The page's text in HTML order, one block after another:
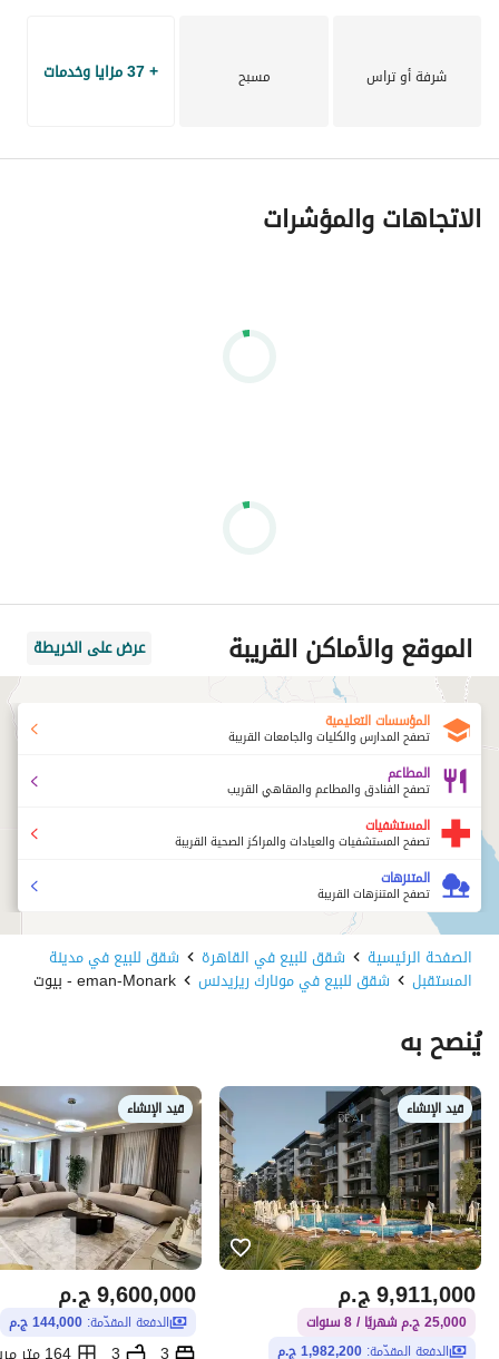
شرفة أو تراس مسبح + 37 مزايا وخدمات
الاتجاهات والمؤشرات
الموقع والأماكن القريبة عرض على الخريطة
المؤسسات التعليمية
تصفح المدارس والكليات والجامعات القريبة
المطاعم
تصفح الفنادق والمطاعم والمقاهي القريب
المستشفيات
تصفح المستشفيات والعيادات والمراكز الصحية القريبة
المتنزهات
تصفح المتنزهات القريبة
الصفحة الرئيسية شقق للبيع في القاهرة شقق للبيع في مدينة
المستقبل شقق للبيع في مونارك ريزيدنس eman-Monark - بيوت
يُنصح به
قيد الإنشاء
ج.م9,911,000
25,000 ج.م شهريًا / 8 سنوات
الدفعة المقدّمة: 1,982,200 ج.م
قيد الإنشاء
ج.م9,600,000
الدفعة المقدّمة: 144,000 ج.م